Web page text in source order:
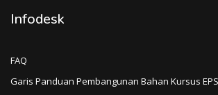
Infodesk
FAQ
Garis Panduan Pembangunan Bahan Kursus